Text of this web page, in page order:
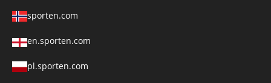
sporten.com
en.sporten.com
pl.sporten.com